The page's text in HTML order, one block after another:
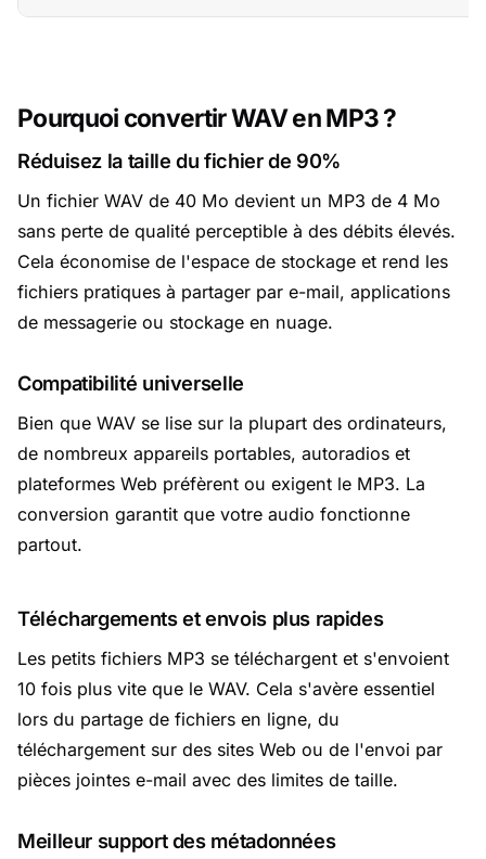
Pourquoi convertir WAV en MP3 ?
Réduisez la taille du fichier de 90%
Un fichier WAV de 40 Mo devient un MP3 de 4 Mo
sans perte de qualité perceptible à des débits élevés.
Cela économise de l'espace de stockage et rend les
fichiers pratiques à partager par e-mail, applications
de messagerie ou stockage en nuage.
Compatibilité universelle
Bien que WAV se lise sur la plupart des ordinateurs,
de nombreux appareils portables, autoradios et
plateformes Web préfèrent ou exigent le MP3. La
conversion garantit que votre audio fonctionne
partout.
Téléchargements et envois plus rapides
Les petits fichiers MP3 se téléchargent et s'envoient
10 fois plus vite que le WAV. Cela s'avère essentiel
lors du partage de fichiers en ligne, du
téléchargement sur des sites Web ou de l'envoi par
pièces jointes e-mail avec des limites de taille.
Meilleur support des métadonnées